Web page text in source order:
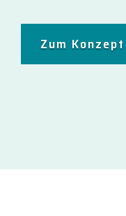
Zum Konzept